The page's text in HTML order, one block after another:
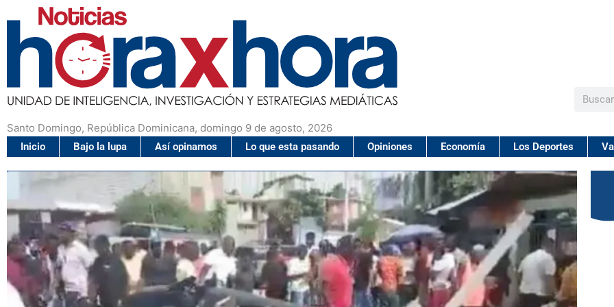
Santo Domingo, República Dominicana, domingo 9 de agosto, 2026
Buscar
Inicio Bajo la lupa Así opinamos Lo que esta pasando Opiniones Economía Los Deportes